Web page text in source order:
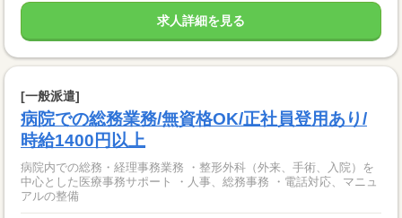
求人詳細を見る
[一般派遣]
病院での総務業務/無資格OK/正社員登用あり/
時給1400円以上
病院内での総務・経理事務業務 ・整形外科（外来、手術、入院）を
中心とした医療事務サポート ・人事、総務事務 ・電話対応、マニュ
アルの整備